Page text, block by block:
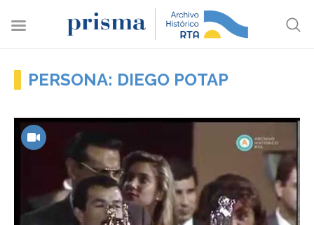
PERSONA: DIEGO POTAP